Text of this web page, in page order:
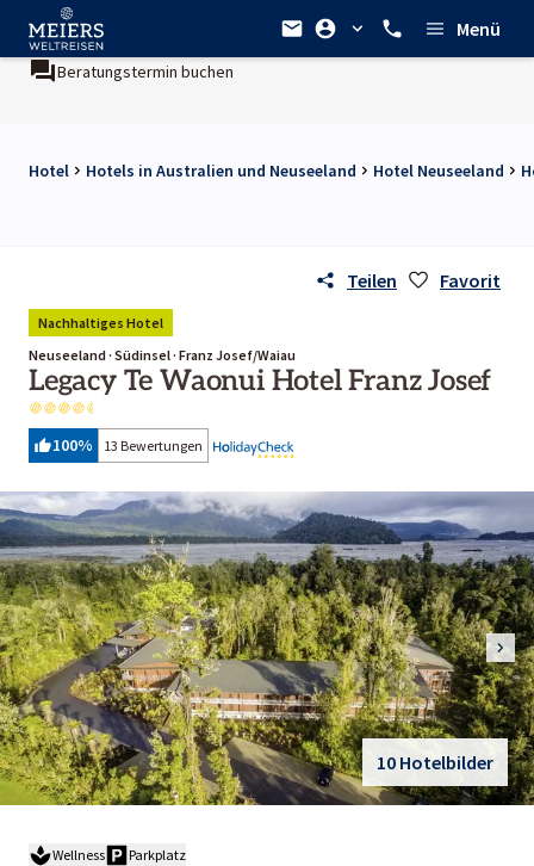
Menü
Beratungstermin buchen
Hotel Hotels in Australien und Neuseeland Hotel Neuseeland
Teilen Favorit
Nachhaltiges Hotel
Neuseeland · Südinsel · Franz Josef/Waiau
Legacy Te Waonui Hotel Franz Josef
100% 13 Bewertungen
10 Hotelbilder
Wellness Parkplatz